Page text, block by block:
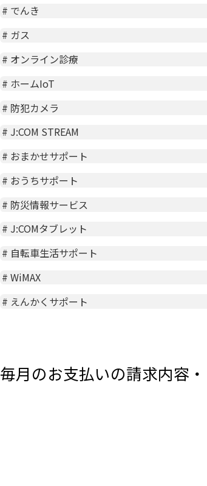
# でんき
# ガス
# オンライン診療
# ホームIoT
# 防犯カメラ
# J:COM STREAM
# おまかせサポート
# おうちサポート
# 防災情報サービス
# J:COMタブレット
# 自転車生活サポート
#WiMAX
# えんかくサポート
毎月のお支払いの請求内容